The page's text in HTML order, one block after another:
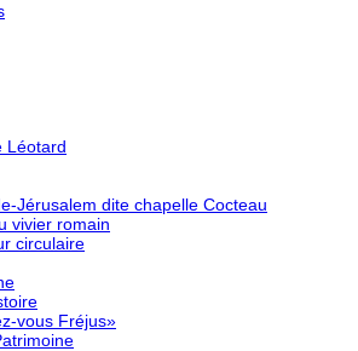
Léotard
Jérusalem dite chapelle Cocteau
vivier romain
circulaire
vous Fréjus»